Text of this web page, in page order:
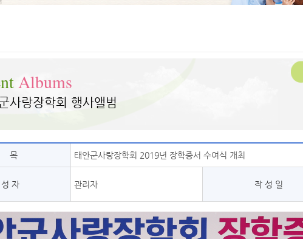
Albums
사랑장학회 행사앨범
목 태안군사랑장학회 2019년 장학증서 수여식 개최
자 관리자 작 성 일